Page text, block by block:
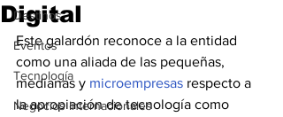
Destinos
Eventos
Tecnología
Negocios Internacionales
Digital
Este galardón reconoce a la entidad
como una aliada de las pequeñas,
medianas y microempresas respecto a
la apropiación de tecnología como